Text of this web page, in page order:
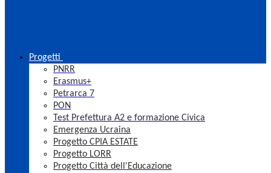
Progetti
PNRR
Erasmus+
Petrarca 7
PON
Test Prefettura A2 e formazione Civica
Emergenza Ucraina
Progetto CPIA ESTATE
Progetto LORR
Progetto Città dell'Educazione